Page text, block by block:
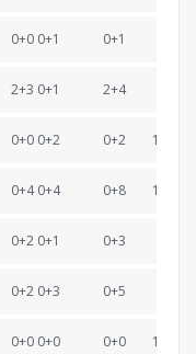
0+0 0+1 0+1
2+3 0+1 2+4
0+0 0+2 0+2
0+4 0+4 0+8
0+2 0+1 0+3
0+2 0+3 0+5
0+0 0+0 0+0